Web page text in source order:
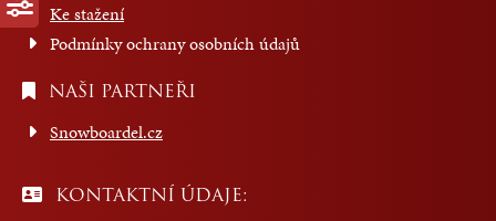
Ke stažení
Podmínky ochrany osobních údajů
NAŠI PARTNEŘI
Snowboardel.cz
KONTAKTNÍ ÚDAJE: